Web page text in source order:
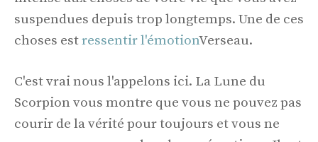
suspendues depuis trop longtemps. Une de ces
choses estressentir l'émotionVerseau.
C'est vrai nous l'appelons ici. La Lune du
Scorpion vous montre que vous ne pouvez pas
courir de la vérité pour toujours et vous ne